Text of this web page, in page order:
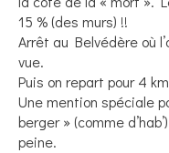
15 % (des murs) !!
Arrêt au Belvédère où
vue.
Puis on repart pour 4
Une mention spéciale
berger » (comme
peine.